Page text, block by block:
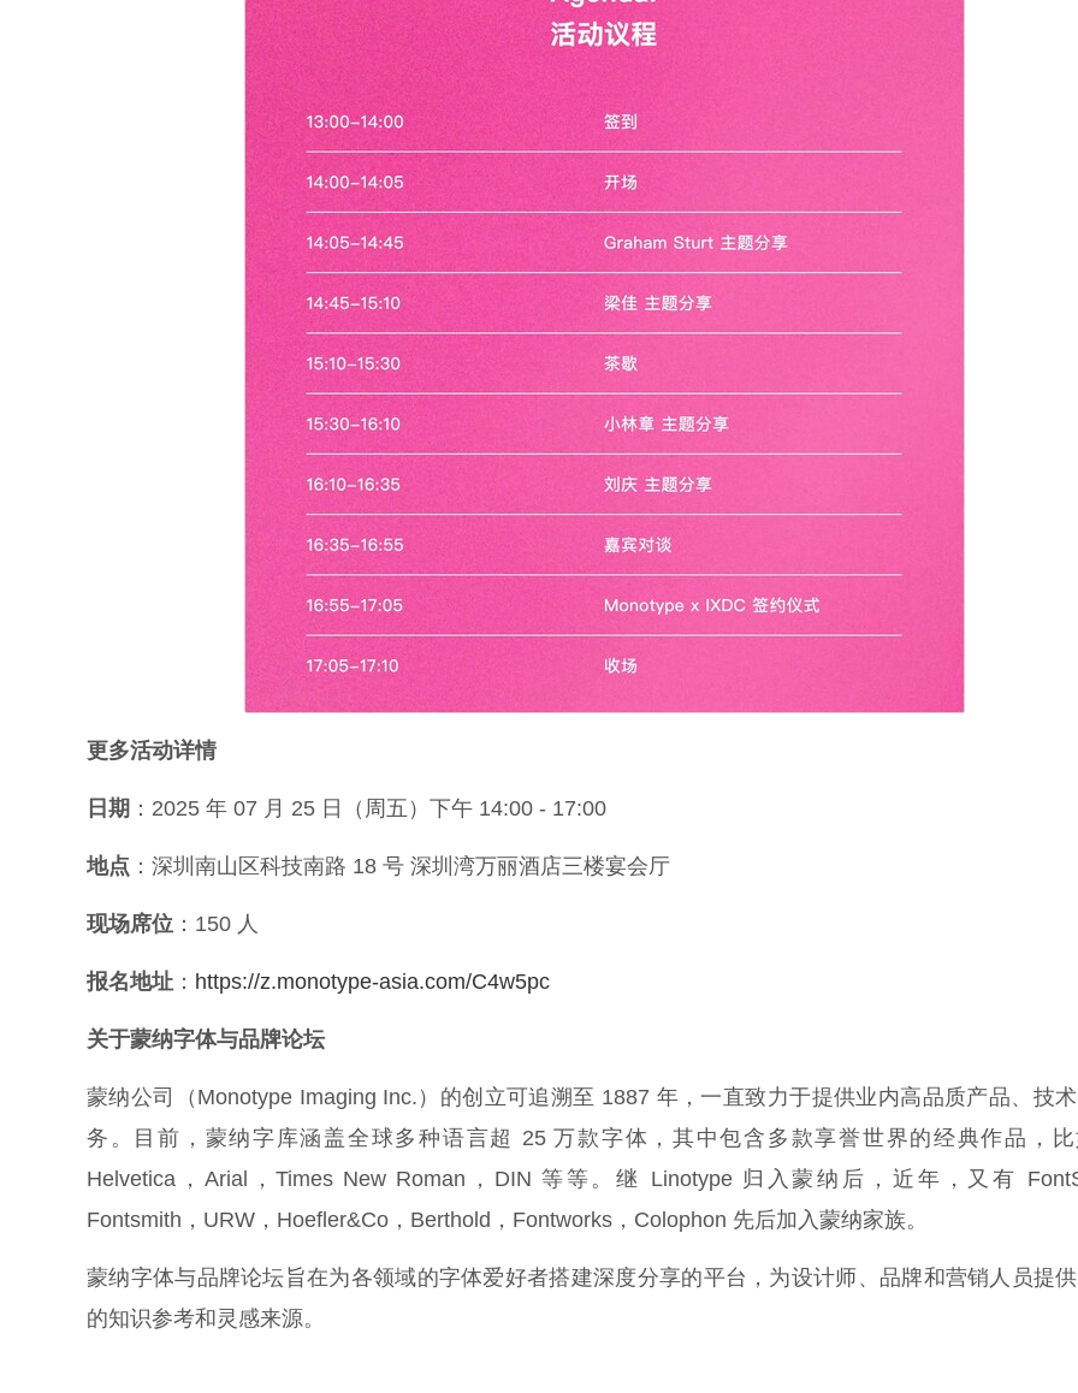
更多活动详情
日期 ：2025 年 07 月 25 日（周五）下午 14:00 - 17:00
地点 ：深圳南山区科技南路 18 号 深圳湾万丽酒店三楼宴会厅
现场席位 ：150 人
报名地址 ： https://z.monotype-asia.com/C4w5pc
关于蒙纳字体与品牌论坛
蒙纳公司（Monotype Imaging Inc.）的创立可追溯至 1887 年，一直致力于提供业内高品质产品、技
务。目前，蒙纳字库涵盖全球多种语言超 25 万款字体，其中包含多款享誉世界的经典作品，
Helvetica，Arial，Times New Roman，DIN 等等。继 Linotype 归入蒙纳后，近年，又有
Fontsmith，URW，Hoefler&Co，Berthold，Fontworks，Colophon 先后加入蒙纳家族。
蒙纳字体与品牌论坛旨在为各领域的字体爱好者搭建深度分享的平台，为设计师、品牌和营销人员提
的知识参考和灵感来源。